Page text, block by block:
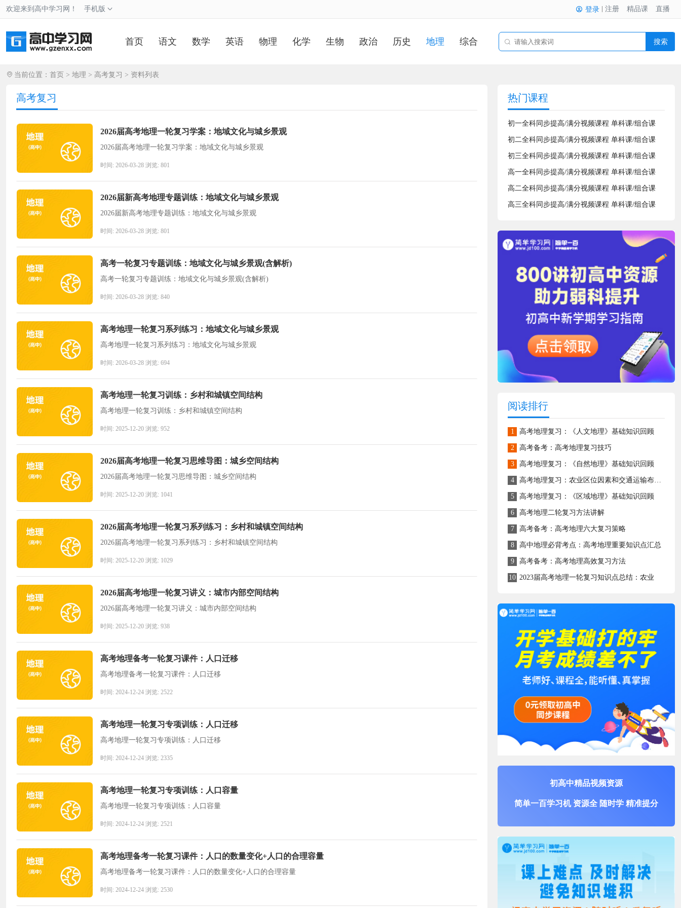
欢迎来到高中学习网！ 手机版 登录 注册 精品课 直播
首页 语文 数学 英语 物理 化学 生物 政治 历史 地理 综合 搜索
当前位置： 首页 > 地理 > 高考复习 > 资料列表
高考复习
2026届高考地理一轮复习学案：地域文化与城乡景观
2026届高考地理一轮复习学案：地域文化与城乡景观
时间: 2026-03-28 浏览: 801
2026届新高考地理专题训练：地域文化与城乡景观
2026届新高考地理专题训练：地域文化与城乡景观
时间: 2026-03-28 浏览: 801
高考一轮复习专题训练：地域文化与城乡景观(含解析)
高考一轮复习专题训练：地域文化与城乡景观(含解析)
时间: 2026-03-28 浏览: 840
高考地理一轮复习系列练习：地域文化与城乡景观
高考地理一轮复习系列练习：地域文化与城乡景观
时间: 2026-03-28 浏览: 694
高考地理一轮复习训练：乡村和城镇空间结构
高考地理一轮复习训练：乡村和城镇空间结构
时间: 2025-12-20 浏览: 952
2026届高考地理一轮复习思维导图：城乡空间结构
2026届高考地理一轮复习思维导图：城乡空间结构
时间: 2025-12-20 浏览: 1041
2026届高考地理一轮复习系列练习：乡村和城镇空间结构
2026届高考地理一轮复习系列练习：乡村和城镇空间结构
时间: 2025-12-20 浏览: 1029
2026届高考地理一轮复习讲义：城市内部空间结构
2026届高考地理一轮复习讲义：城市内部空间结构
时间: 2025-12-20 浏览: 938
高考地理备考一轮复习课件：人口迁移
高考地理备考一轮复习课件：人口迁移
时间: 2024-12-24 浏览: 2522
高考地理一轮复习专项训练：人口迁移
高考地理一轮复习专项训练：人口迁移
时间: 2024-12-24 浏览: 2335
高考地理一轮复习专项训练：人口容量
高考地理一轮复习专项训练：人口容量
时间: 2024-12-24 浏览: 2521
高考地理备考一轮复习课件：人口的数量变化+人口的合理容量
高考地理备考一轮复习课件：人口的数量变化+人口的合理容量
时间: 2024-12-24 浏览: 2530
热门课程
初一全科同步提高/满分视频课程 单科课/组合课
初二全科同步提高/满分视频课程 单科课/组合课
初三全科同步提高/满分视频课程 单科课/组合课
高一全科同步提高/满分视频课程 单科课/组合课
高二全科同步提高/满分视频课程 单科课/组合课
高三全科同步提高/满分视频课程 单科课/组合课
阅读排行
1 高考地理复习：《人文地理》基础知识回顾
2 高考备考：高考地理复习技巧
3 高考地理复习：《自然地理》基础知识回顾
4 高考地理复习：农业区位因素和交通运输布局简答题思路总结
5 高考地理复习：《区域地理》基础知识回顾
6 高考地理二轮复习方法讲解
7 高考备考：高考地理六大复习策略
8 高中地理必背考点：高考地理重要知识点汇总
9 高考备考：高考地理高效复习方法
10 2023届高考地理一轮复习知识点总结：农业
初高中精品视频资源
简单一百学习机 资源全 随时学 精准提分